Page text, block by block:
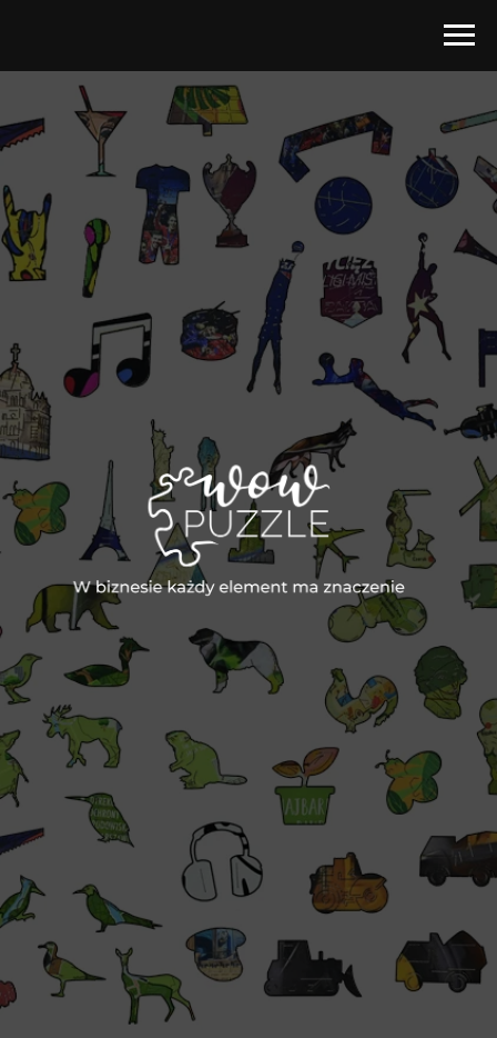
Drewniane puzzle
Wyobraź sobie gadżet swoich marzeń!
Powinien zaskakiwać, robić niesamowite
wrażenie, być idealnie dopasowany i wyróżniać
się spośród wszystkich znanych Ci dotychczas
gadżetów.
Tworzymy oryginalne drewniane puzzle „z
EN